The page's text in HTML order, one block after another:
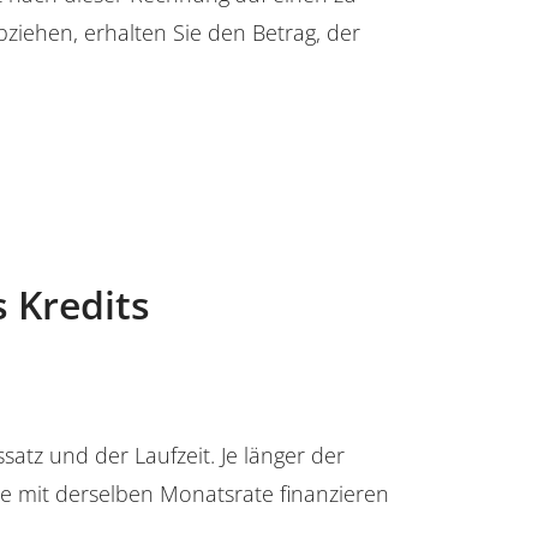
erhalten Sie den Betrag, der
Kredits
und der Laufzeit. Je länger der
mit derselben Monatsrate finanzieren